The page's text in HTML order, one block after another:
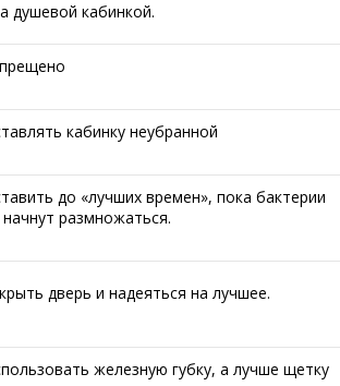
душевой кабинкой.
кабинку неубранной
до «лучших времен», пока бактерии
размножаться.
дверь и надеяться на лучшее.
железную губку, а лучше щетку